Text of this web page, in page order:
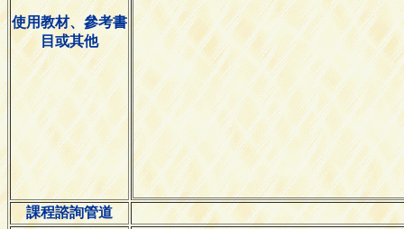
使用教材、參考書
目或其他
課程諮詢管道